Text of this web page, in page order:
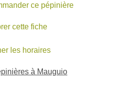
ce pépinière
cette fiche
les horaires
à Mauguio